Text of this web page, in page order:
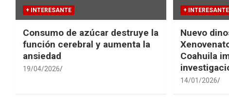
+ INTERESANTE
Consumo de azúcar destruye la
función cerebral y aumenta la
ansiedad
19/04/2026
+ INTERESANTE
Nuevo
Coahuila
14/01/2026